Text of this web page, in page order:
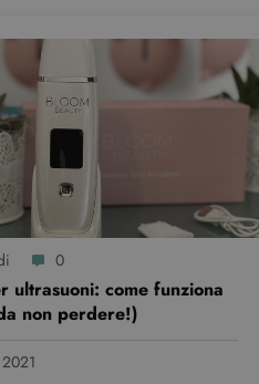
0
ultrasuoni: come funziona
non perdere!)